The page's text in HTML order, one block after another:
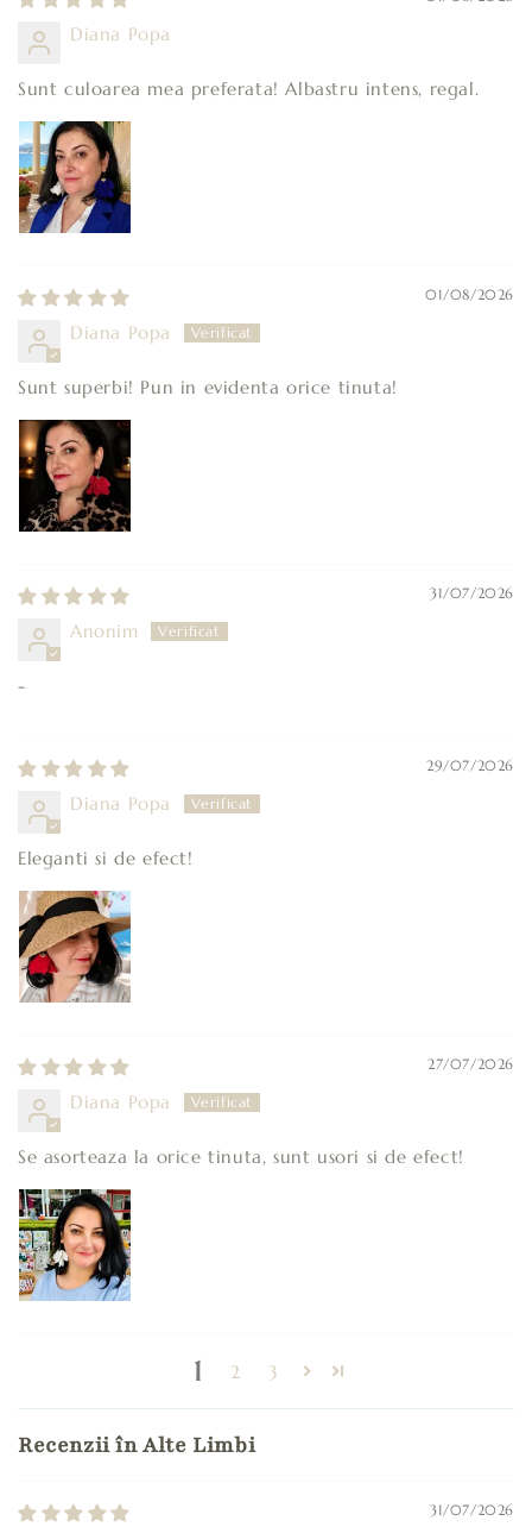
Diana Popa
Sunt culoarea mea preferata! Albastru intens, regal.
01/08/2026
Diana Popa
Sunt superbi! Pun in evidenta orice tinuta!
31/07/2026
Anonim
-
29/07/2026
Diana Popa
Eleganti si de efect!
27/07/2026
Diana Popa
Se asorteaza la orice tinuta, sunt usori si de efect!
1 2 3
Recenzii în Alte Limbi
31/07/2026